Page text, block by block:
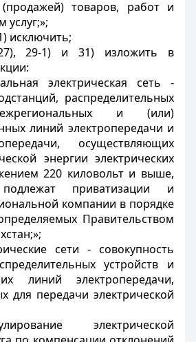
товаров, работ и
услуг;»;
исключить;
29-1) и 31) изложить в
электрическая сеть -
распределительных
и (или)
линий электропередачи и
осуществляющих
энергии электрических
220 киловольт и выше,
приватизации и
компании в порядке
Правительством
сети - совокупность
устройств и
линий электропередачи,
для передачи электрической
электрической